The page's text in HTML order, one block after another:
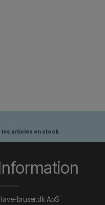
articles en stock
bruser.dk ApS